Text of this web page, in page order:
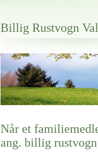
Billig Rustvogn
Her hos os får du altid en god afslutning
Billig Rustvogn Valby
vi hjælper i alle faser af begravelsel
Når et
ang. billig